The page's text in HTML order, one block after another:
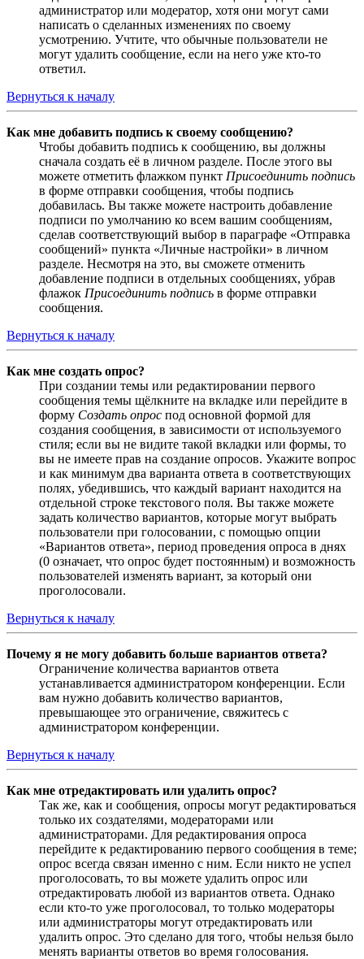
администратор или модератор, хотя они могут сами
написать о сделанных изменениях по своему
усмотрению. Учтите, что обычные пользователи не
могут удалить сообщение, если на него уже кто-то
ответил.
Вернуться к началу
Как мне добавить подпись к своему сообщению?
Чтобы добавить подпись к сообщению, вы должны
сначала создать её в личном разделе. После этого вы
можете отметить флажком пункт Присоединить подпись
в форме отправки сообщения, чтобы подпись
добавилась. Вы также можете настроить добавление
подписи по умолчанию ко всем вашим сообщениям,
сделав соответствующий выбор в параграфе «Отправка
сообщений» пункта «Личные настройки» в личном
разделе. Несмотря на это, вы сможете отменить
добавление подписи в отдельных сообщениях, убрав
флажок Присоединить подпись в форме отправки
сообщения.
Вернуться к началу
Как мне создать опрос?
При создании темы или редактировании первого
сообщения темы щёлкните на вкладке или перейдите в
форму Создать опрос под основной формой для
создания сообщения, в зависимости от используемого
стиля; если вы не видите такой вкладки или формы, то
вы не имеете прав на создание опросов. Укажите вопрос
и как минимум два варианта ответа в соответствующих
полях, убедившись, что каждый вариант находится на
отдельной строке текстового поля. Вы также можете
задать количество вариантов, которые могут выбрать
пользователи при голосовании, с помощью опции
«Вариантов ответа», период проведения опроса в днях
(0 означает, что опрос будет постоянным) и возможность
пользователей изменять вариант, за который они
проголосовали.
Вернуться к началу
Почему я не могу добавить больше вариантов ответа?
Ограничение количества вариантов ответа
устанавливается администратором конференции. Если
вам нужно добавить количество вариантов,
превышающее это ограничение, свяжитесь с
администратором конференции.
Вернуться к началу
Как мне отредактировать или удалить опрос?
Так же, как и сообщения, опросы могут редактироваться
только их создателями, модераторами или
администраторами. Для редактирования опроса
перейдите к редактированию первого сообщения в теме;
опрос всегда связан именно с ним. Если никто не успел
проголосовать, то вы можете удалить опрос или
отредактировать любой из вариантов ответа. Однако
если кто-то уже проголосовал, то только модераторы
или администраторы могут отредактировать или
удалить опрос. Это сделано для того, чтобы нельзя было
менять варианты ответов во время голосования.